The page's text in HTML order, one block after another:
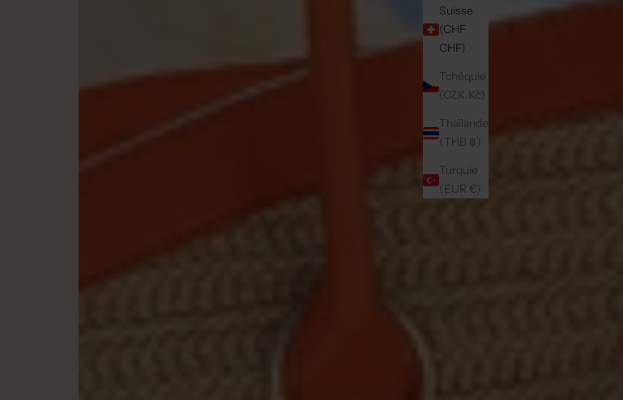
Suisse
(CHF
CHF)
Tchéquie
(CZK Kč)
Thaïlande
(THB ฿)
Turquie
(EUR €)